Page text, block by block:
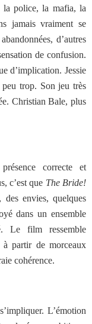
police, la mafia, la
jamais vraiment se
d’autres
de confusion.
d’implication. Jessie
trop. Son jeu très
Christian Bale, plus
correcte et
c’est que The Bride!
envies, quelques
dans un ensemble
Le film ressemble
à partir de morceaux
cohérence.
L’émotion